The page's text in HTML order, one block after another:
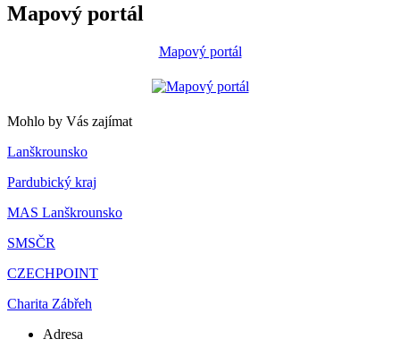
Mapový portál
Mapový portál
Mohlo by Vás zajímat
Lanškrounsko
Pardubický kraj
MAS Lanškrounsko
SMSČR
CZECHPOINT
Charita Zábřeh
Adresa